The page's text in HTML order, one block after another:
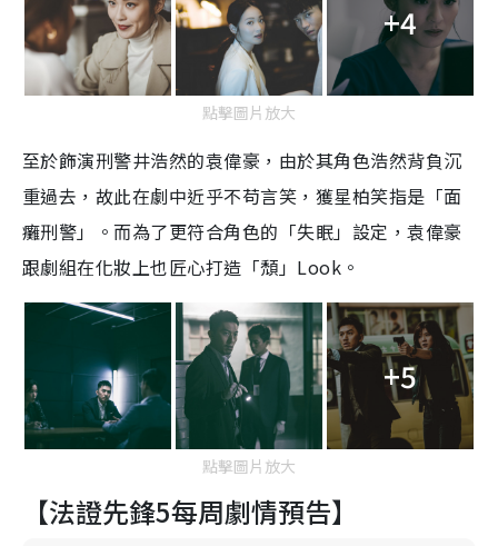
+4
點擊圖片放大
至於飾演刑警井浩然的袁偉豪，由於其角色浩然背負沉
重過去，故此在劇中近乎不苟言笑，獲星柏笑指是「面
癱刑警」。而為了更符合角色的「失眠」設定，袁偉豪
跟劇組在化妝上也匠心打造「頹」Look。
+5
點擊圖片放大
【法證先鋒5每周劇情預告】